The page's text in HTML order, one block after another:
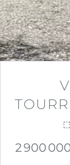
2 900